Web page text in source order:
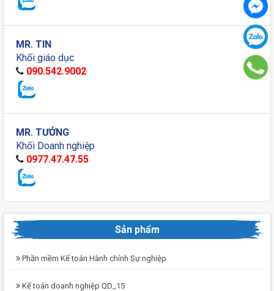
MR. TIN
Khối giáo dục
090.542.9002
MR. TƯỞNG
Khối Doanh nghiệp
0977.47.47.55
Sản phẩm
Phần mềm Kế toán Hành chính Sự nghiệp
Kế toán doanh nghiệp QD_15